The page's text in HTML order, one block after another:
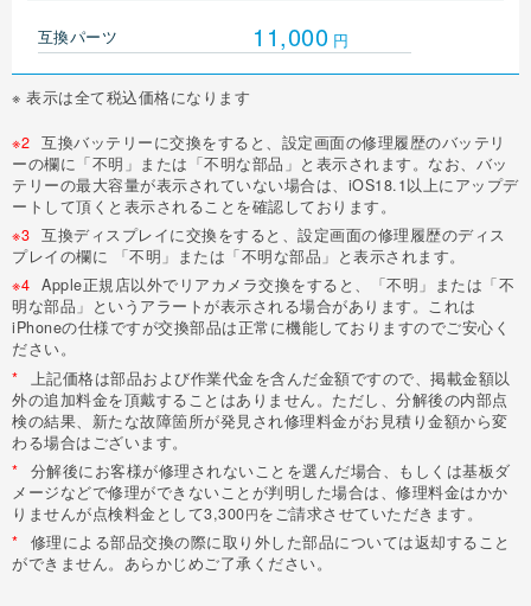
互換パーツ 11,000 円
※ 表示は全て税込価格になります
※2 互換バッテリーに交換をすると、設定画面の修理履歴のバッテリ
ーの欄に「不明」または「不明な部品」と表示されます。なお、バッ
テリーの最大容量が表示されていない場合は、iOS18.1以上にアップデ
ートして頂くと表示されることを確認しております。
※3 互換ディスプレイに交換をすると、設定画面の修理履歴のディス
プレイの欄に 「不明」または「不明な部品」と表示されます。
※4 Apple正規店以外でリアカメラ交換をすると、「不明」または「不
明な部品」というアラートが表示される場合があります。これは
iPhoneの仕様ですが交換部品は正常に機能しておりますのでご安心く
ださい。
*
上記価格は部品および作業代金を含んだ金額ですので、掲載金額以
外の追加料金を頂戴することはありません。ただし、分解後の内部点
検の結果、新たな故障箇所が発見され修理料金がお見積り金額から変
わる場合はございます。
*
分解後にお客様が修理されないことを選んだ場合、もしくは基板ダ
メージなどで修理ができないことが判明した場合は、修理料金はかか
りませんが点検料金として3,300円をご請求させていただきます。
*
修理による部品交換の際に取り外した部品については返却すること
ができません。あらかじめご了承ください。